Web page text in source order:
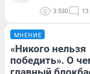
3 530 13
МНЕНИЕ
«Никого нельзя
победить». О